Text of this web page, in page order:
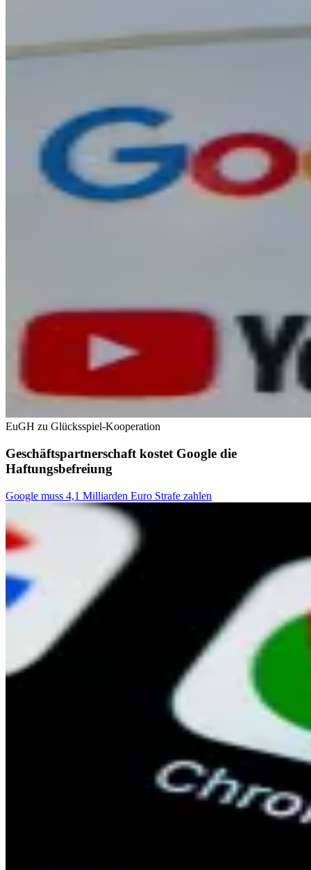
EuGH zu Glücksspiel-Kooperation
Geschäftspartnerschaft kostet Google die
Haftungsbefreiung
Google muss 4,1 Milliarden Euro Strafe zahlen